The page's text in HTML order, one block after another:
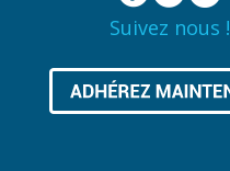
Suivez nous !